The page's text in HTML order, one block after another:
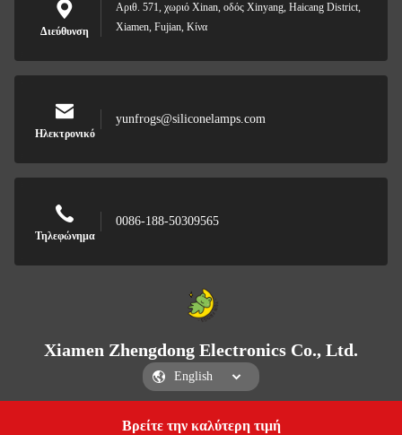
Βρείτε την καλύτερη τιμή
Διεύθυνση
Αριθ. 571, χωριό Xinan, οδός Xinyang, Haicang District,
Xiamen, Fujian, Κίνα
Ηλεκτρονικό
yunfrogs@siliconelamps.com
Τηλεφώνημα
0086-188-50309565
Xiamen Zhengdong Electronics Co., Ltd.
Xiamen Zhengdong Electronics Co., Ltd.Get a Quote